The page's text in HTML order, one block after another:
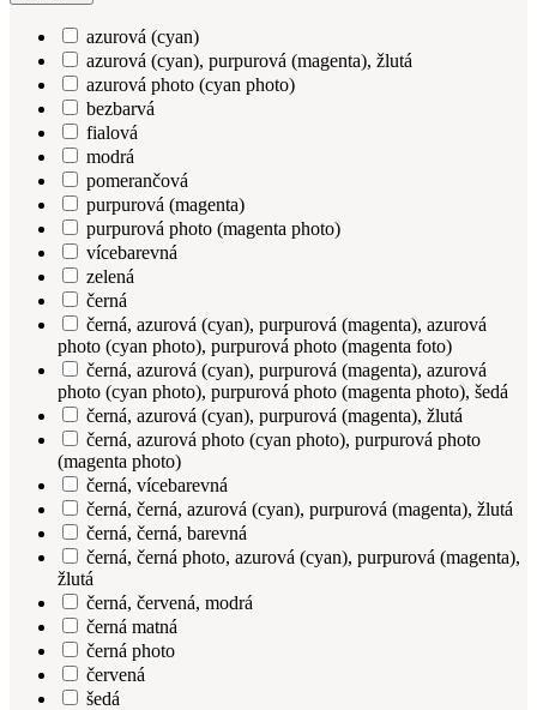
azurová (cyan)
azurová (cyan), purpurová (magenta), žlutá
azurová photo (cyan photo)
bezbarvá
fialová
modrá
pomerančová
purpurová (magenta)
purpurová photo (magenta photo)
vícebarevná
zelená
černá
černá, azurová (cyan), purpurová (magenta), azurová
photo (cyan photo), purpurová photo (magenta foto)
černá, azurová (cyan), purpurová (magenta), azurová
photo (cyan photo), purpurová photo (magenta photo), šedá
černá, azurová (cyan), purpurová (magenta), žlutá
černá, azurová photo (cyan photo), purpurová photo
(magenta photo)
černá, vícebarevná
černá, černá, azurová (cyan), purpurová (magenta), žlutá
černá, černá, barevná
černá, černá photo, azurová (cyan), purpurová (magenta),
žlutá
černá, červená, modrá
černá matná
černá photo
červená
šedá